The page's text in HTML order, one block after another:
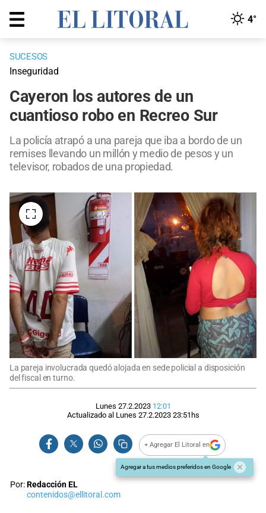
4°
SUCESOS
Inseguridad
Cayeron los autores de un
cuantioso robo en Recreo Sur
La policía atrapó a una pareja que iba a bordo de un
remises llevando un millón y medio de pesos y un
televisor, robados de una propiedad.
La pareja involucrada quedó alojada en sede policial a disposición
del fiscal en turno.
Lunes 27.2.2023 12:01
Actualizado al Lunes 27.2.2023 23:51hs
+ Agregar El Litoral en
Agregar a tus medios preferidos en Google
Por:Redacción EL
contenidos@ellitoral.com